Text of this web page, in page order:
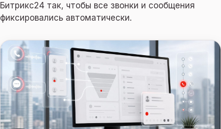
Битрикс24 так, чтобы все звонки и сообщения
фиксировались автоматически.